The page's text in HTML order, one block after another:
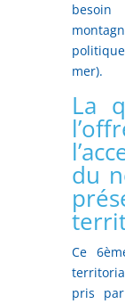
mer).
La
du
Ce
pris